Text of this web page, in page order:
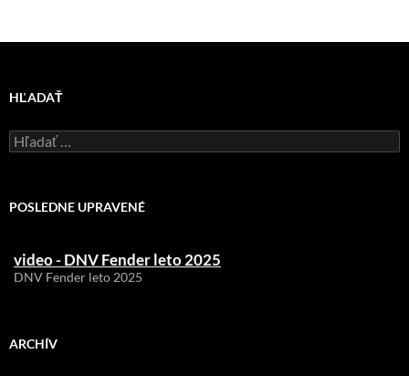
HĽADAŤ
Hľadať:
POSLEDNE UPRAVENÉ
R!SK-F1
UB1 - prvý test na voľnej vodnej ploche
podujatie sa konalo 11.10.2025
DNV Fender leto 2025
ARCHÍV